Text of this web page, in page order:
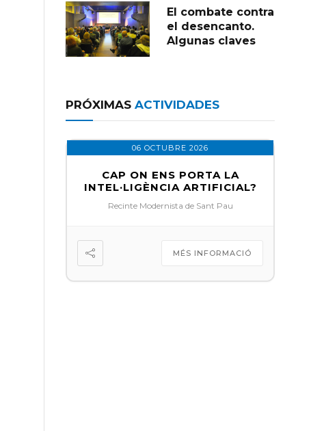
El combate contra
el desencanto.
Algunas claves
PRÓXIMASACTIVIDADES
06 OCTUBRE 2026
CAP ON ENS PORTA LA
INTEL·LIGÈNCIA ARTIFICIAL?
Recinte Modernista de Sant Pau
MÉS INFORMACIÓ